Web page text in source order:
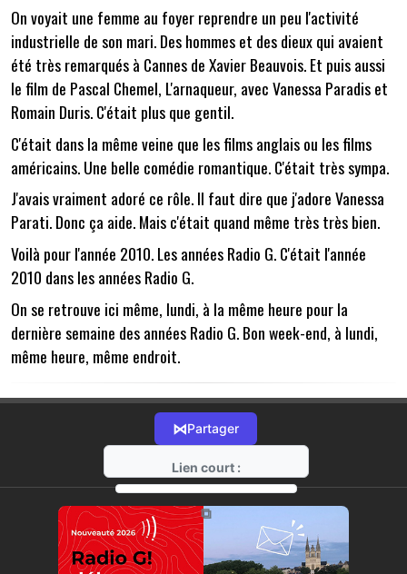
On voyait une femme au foyer reprendre un peu l'activité
industrielle de son mari. Des hommes et des dieux qui avaient
été très remarqués à Cannes de Xavier Beauvois. Et puis aussi
le film de Pascal Chemel, L'arnaqueur, avec Vanessa Paradis et
Romain Duris. C'était plus que gentil.
C'était dans la même veine que les films anglais ou les films
américains. Une belle comédie romantique. C'était très sympa.
J'avais vraiment adoré ce rôle. Il faut dire que j'adore Vanessa
Parati. Donc ça aide. Mais c'était quand même très très bien.
Voilà pour l'année 2010. Les années Radio G. C'était l'année
2010 dans les années Radio G.
On se retrouve ici même, lundi, à la même heure pour la
dernière semaine des années Radio G. Bon week-end, à lundi,
même heure, même endroit.
⋈Partager
Lien court :
https://radio-g.fr?3307
⧉